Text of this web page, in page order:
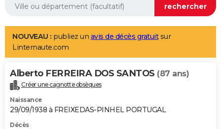
Art de vivre
Bien-être
Loisirs
Mode
Modes de vie
SANTE
Alimentation
Guide de la santé
Maladies
Médicaments
Sommeil
+
Destinations
City break
Voyage nature
Voyage de noces
Forum
Climat
+PHOTO
GUIDES D'ACHAT
BONS PLANS
NOUVEAU : publiez un avis de décès gratuitsur
Linternaute.com
Alberto FERREIRA DOS SANTOS (87 ans)
Créer une cagnotte obsèques
Naissance
29/09/1938 à FREIXEDAS-PINHEL PORTUGAL
Décès